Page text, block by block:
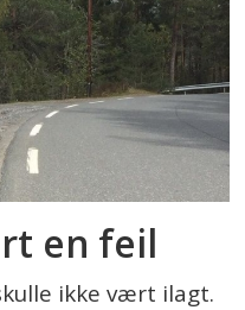
en feil
ikke vært ilagt.